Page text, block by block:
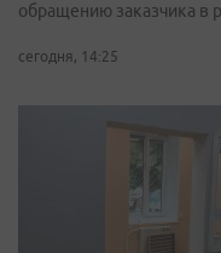
обращению заказчика в
сегодня, 14:25